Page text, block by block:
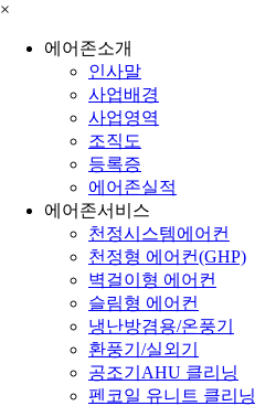
×
에어존소개
인사말
사업배경
사업영역
조직도
등록증
에어존실적
에어존서비스
천정시스템에어컨
천정형 에어컨(GHP)
벽걸이형 에어컨
슬림형 에어컨
냉난방겸용/온풍기
환풍기/실외기
공조기AHU 클리닝
펜코일 유니트 클리닝